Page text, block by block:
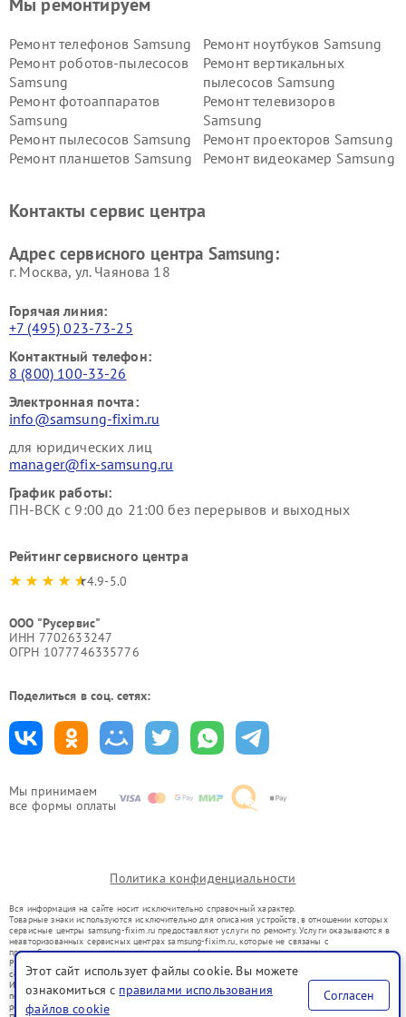
Мы принимаем
все формы оплаты
Ремонт телефонов Samsung
Ремонт ноутбуков Samsung
Ремонт роботов-пылесосов
Samsung
Ремонт вертикальных
пылесосов Samsung
Ремонт фотоаппаратов
Samsung
Ремонт телевизоров
Samsung
Ремонт пылесосов Samsung
Ремонт проекторов Samsung
Ремонт планшетов Samsung
Ремонт видеокамер Samsung
Контакты сервис центра
Адрес сервисного центра Samsung:
г. Москва, ул. Чаянова 18
Горячая линия:
+7 (495) 023-73-25
Контактный телефон:
8 (800) 100-33-26
Электронная почта:
info@samsung-fixim.ru
для юридических лиц
manager@fix-samsung.ru
График работы:
ПН-ВСК с 9:00 до 21:00 без перерывов и выходных
Рейтинг сервисного центра
4.9-5.0
ООО "Русервис"
ИНН 7702633247
ОГРН 1077746335776
Поделиться в соц. сетях:
Политика конфиденциальности
Вся информация на сайте носит исключительно справочный характер.
Товарные знаки используются исключительно для описания устройств, в отношении которых
сервисные центры samsung-fixim.ru предоставляют услуги по ремонту. Услуги оказываются в
неавторизованных сервисных центрах samsung-fixim.ru, которые не связаны с
правообладателями товарных знаков или их официальными представителями.
Ремонт осуществляется для устройств, уже введенных в гражданский оборот в соответствии
со статьей 1487 ГК РФ.
Использование товарных знаков не преследует цели индивидуализации услуг или введения
потребителей в заблуждение, а служит для информирования о предоставляемых услугах по
ремонту техники указанных брендов.
Этот сайт использует файлы cookie. Вы можете
ознакомиться с правилами использования
файлов cookie
Согласен